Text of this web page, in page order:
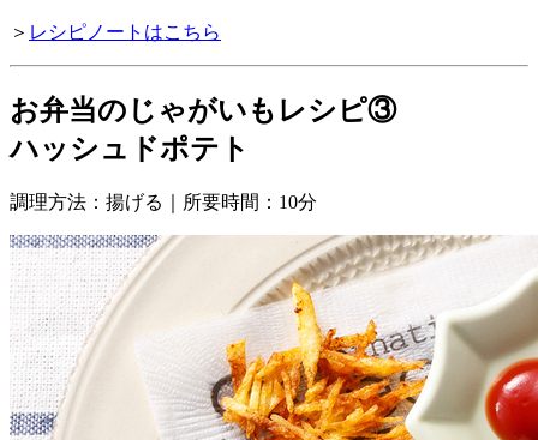
＞ レシピノートはこちら
お弁当のじゃがいもレシピ③
ハッシュドポテト
調理方法：揚げる｜所要時間：10分